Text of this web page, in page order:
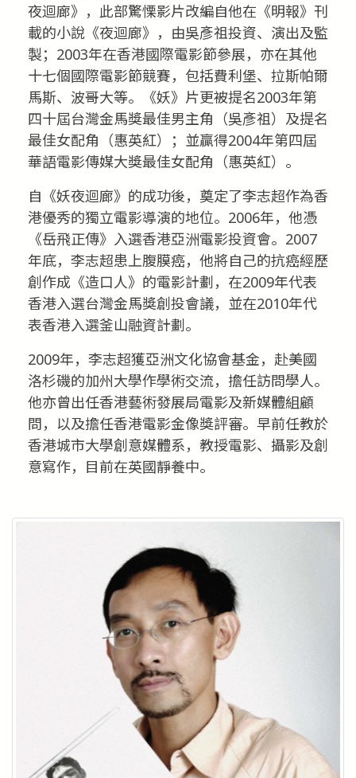
夜迴廊》，此部驚慄影片改編自他在《明報》刊
載的小說《夜迴廊》，由吳彥祖投資、演出及監
製；2003年在香港國際電影節參展，亦在其他
十七個國際電影節競賽，包括費利堡、拉斯帕爾
馬斯、波哥大等。《妖》片更被提名2003年第
四十屆台灣金馬獎最佳男主角（吳彥祖）及提名
最佳女配角（惠英紅）；並贏得2004年第四屆
華語電影傳媒大獎最佳女配角（惠英紅）。
自《妖夜迴廊》的成功後，奠定了李志超作為香
港優秀的獨立電影導演的地位。2006年，他憑
《岳飛正傳》入選香港亞洲電影投資會。2007
年底，李志超患上腹膜癌，他將自己的抗癌經歷
創作成《造口人》的電影計劃，在2009年代表
香港入選台灣金馬獎創投會議，並在2010年代
表香港入選釜山融資計劃。
2009年，李志超獲亞洲文化協會基金，赴美國
洛杉磯的加州大學作學術交流，擔任訪問學人。
他亦曾出任香港藝術發展局電影及新媒體組顧
問，以及擔任香港電影金像獎評審。早前任教於
香港城市大學創意媒體系，教授電影、攝影及創
意寫作，目前在英國靜養中。